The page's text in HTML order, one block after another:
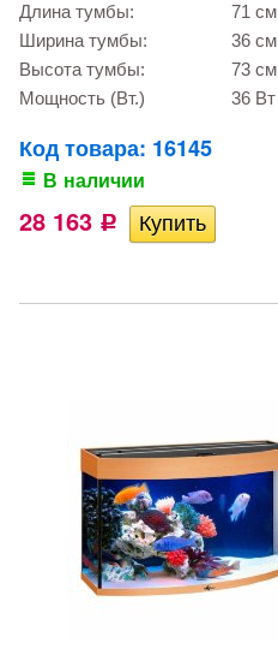
Длина тумбы:
71 см
Ширина тумбы:
36 см
Высота тумбы:
73 см
Мощность (Вт.)
36 Вт
Код товара: 16145
В наличии
28 163 Р